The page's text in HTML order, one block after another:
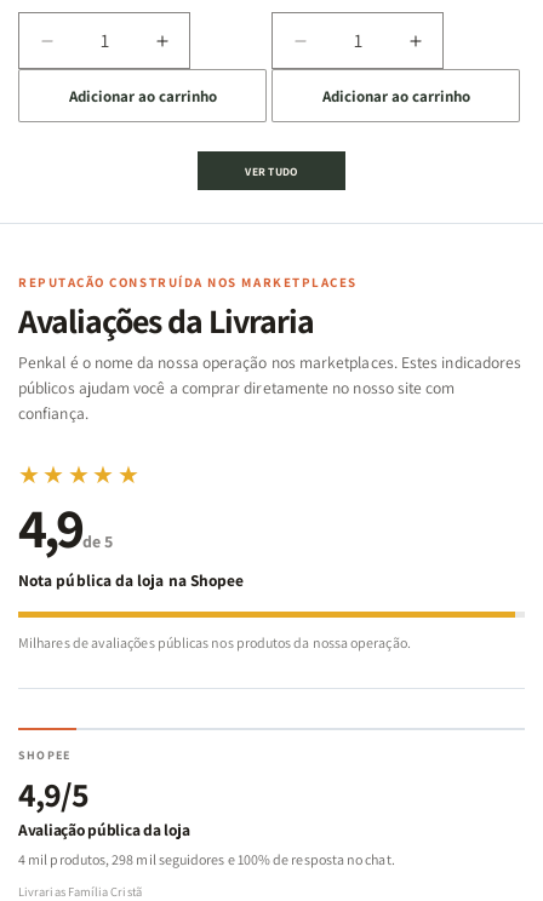
Diminuir
a
quantidade
de
Cartas
Famílias
Bíblia
-
Penkal
Aumentar
a
quantidade
de
Jogo
Cartas
Famílias
da
Bíblia
-
Penkal
Adicionar ao carrinho
Diminuir
a
quantidade
de
Jogo
|
de
Aumentar
a
quantidade
de
|
Adicionar ao carrinho
VER TUDO
REPUTAÇÃO CONSTRUÍDA NOS MARKETPLACES
Avaliações da Livraria
Penkal é o nome da nossa operação nos marketplaces. Estes indicadores
públicos ajudam você a comprar diretamente no nosso site com
confiança.
★★★★★
4,9de 5
Nota pública da loja na Shopee
Milhares de avaliações públicas nos produtos da nossa operação.
SHOPEE
4,9/5
Avaliação pública da loja
4 mil produtos, 298 mil seguidores e 100% de resposta no chat.
Livrarias Família Cristã